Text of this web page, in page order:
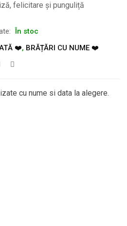
felicitare și punguliță
În stoc
❤️, BRĂȚĂRI CU NUME ❤️
cu nume si data la alegere.